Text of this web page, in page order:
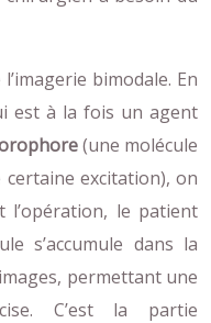
bimodale. En
est à la fois un agent
(une molécule
excitation), on
l’opération, le patient
s’accumule dans la
permettant une
C’est la partie